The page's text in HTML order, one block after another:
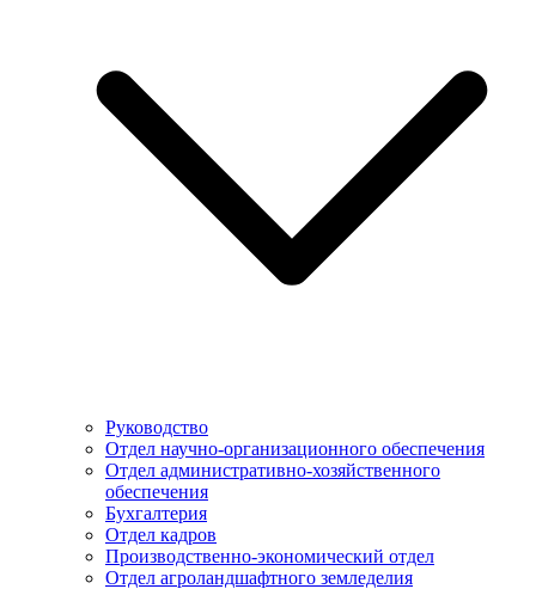
Руководство
Отдел научно-организационного обеспечения
Отдел административно-хозяйственного
обеспечения
Бухгалтерия
Отдел кадров
Производственно-экономический отдел
Отдел агроландшафтного земледелия